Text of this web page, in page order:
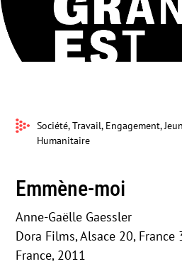
Dora Films, Alsace 20, France
Société, Travail, Engagement,
Humanitaire
Emmène-moi
Anne-Gaëlle Gaessler
Dora Films, Alsace 20, France
France, 2011